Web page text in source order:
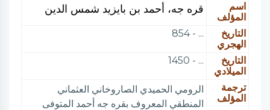
اسم
المؤلف
قره جه، أحمد بن بايزيد شمس الدين
التاريخ
الهجري
... - 854
التاريخ
الميلادي
... - 1450
ترجمة
المؤلف
الرومي الحميدي الصاروخاني العثماني
المنطقي المعروف بقره جه أحمد المتوفى